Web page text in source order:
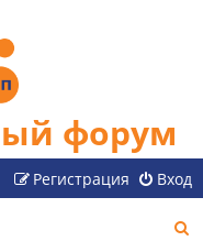
форум
Вход
Регистрация